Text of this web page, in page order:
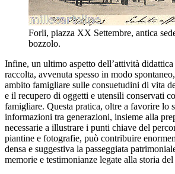
Forli, piazza XX Settembre, antica
bozzolo.
Infine, un ultimo aspetto dell’attività didattica
raccolta, avvenuta spesso in modo
ambito famigliare sulle consuetudini di vita
e il recupero di oggetti e utensili conservati
famigliare. Questa pratica, oltre a favorire lo
informazioni tra generazioni, insieme alla
necessarie a illustrare i punti chiave del
piantine e fotografie, può contribuire
densa e suggestiva la passeggiata
memorie e testimonianze legate alla storia